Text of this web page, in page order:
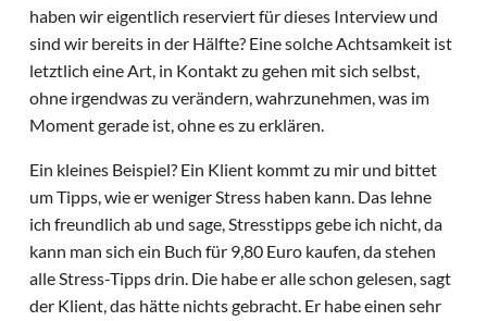
haben wir eigentlich reserviert für dieses Interview und
sind wir bereits in der Hälfte? Eine solche Achtsamkeit ist
letztlich eine Art, in Kontakt zu gehen mit sich selbst,
ohne irgendwas zu verändern, wahrzunehmen, was im
Moment gerade ist, ohne es zu erklären.
Ein kleines Beispiel? Ein Klient kommt zu mir und bittet
um Tipps, wie er weniger Stress haben kann. Das lehne
ich freundlich ab und sage, Stresstipps gebe ich nicht, da
kann man sich ein Buch für 9,80 Euro kaufen, da stehen
alle Stress-Tipps drin. Die habe er alle schon gelesen, sagt
der Klient, das hätte nichts gebracht. Er habe einen sehr